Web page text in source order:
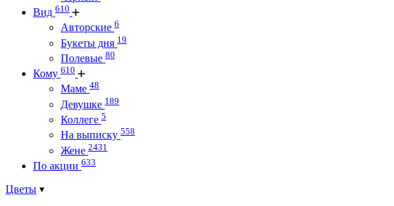
Вид 610
Авторские 6
Букеты дня 19
Полевые 80
Кому 610
Маме 48
Девушке 189
Коллеге 5
На выписку 558
Жене 2431
По акции 633
Цветы